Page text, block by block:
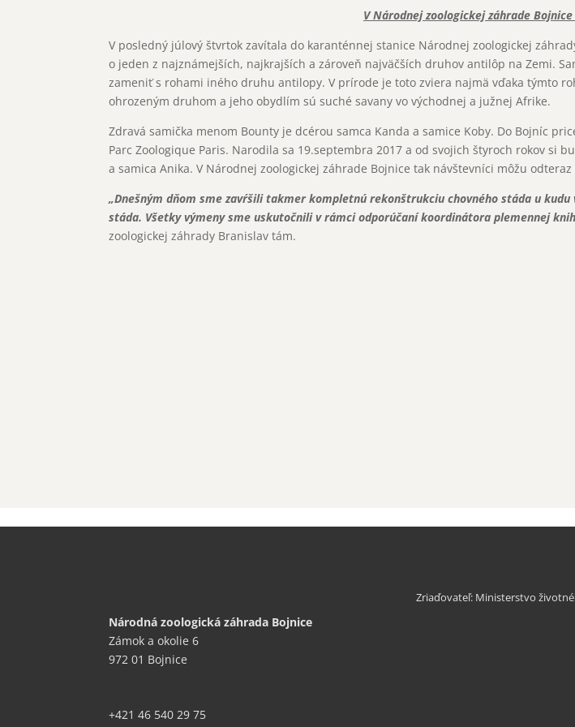
V Národnej zoologickej záhrade
V posledný júlový štvrtok zavítala do karanténnej stanice Národnej zoologickej
o jeden z najznámejších, najkrajších a zároveň najväčších druhov antilôp na Zemi.
zameniť s rohami iného druhu antilopy. V prírode je toto zviera najmä vďaka týmto
ohrozeným druhom a jeho obydlím sú suché savany vo východnej a južnej Afrike.
Zdravá samička menom Bounty je dcérou samca Kanda a samice Koby. Do Bojníc
Parc Zoologique Paris. Narodila sa 19.septembra 2017 a od svojich štyroch rokov si
a samica Anika. V Národnej zoologickej záhrade Bojnice tak návštevníci môžu
„Dnešným dňom sme zavŕšili takmer kompletnú rekonštrukciu chovného stáda u
stáda. Všetky výmeny sme uskutočnili v rámci odporúčaní koordinátora plemennej
zoologickej záhrady Branislav tám.
Národná zoologická záhrada Bojnice
Zámok a okolie 6
972 01 Bojnice
+421 46 540 29 75
Zriaďovateľ: Ministerstvo